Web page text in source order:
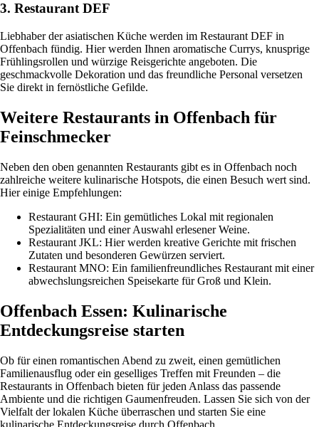
3. Restaurant DEF
Liebhaber der asiatischen Küche werden im Restaurant DEF in
Offenbach fündig. Hier werden Ihnen aromatische Currys, knusprige
Frühlingsrollen und würzige Reisgerichte angeboten. Die
geschmackvolle Dekoration und das freundliche Personal versetzen
Sie direkt in fernöstliche Gefilde.
Weitere Restaurants in Offenbach für
Feinschmecker
Neben den oben genannten Restaurants gibt es in Offenbach noch
zahlreiche weitere kulinarische Hotspots, die einen Besuch wert sind.
Hier einige Empfehlungen:
Restaurant GHI: Ein gemütliches Lokal mit regionalen
Spezialitäten und einer Auswahl erlesener Weine.
Restaurant JKL: Hier werden kreative Gerichte mit frischen
Zutaten und besonderen Gewürzen serviert.
Restaurant MNO: Ein familienfreundliches Restaurant mit einer
abwechslungsreichen Speisekarte für Groß und Klein.
Offenbach Essen: Kulinarische
Entdeckungsreise starten
Ob für einen romantischen Abend zu zweit, einen gemütlichen
Familienausflug oder ein geselliges Treffen mit Freunden – die
Restaurants in Offenbach bieten für jeden Anlass das passende
Ambiente und die richtigen Gaumenfreuden. Lassen Sie sich von der
Vielfalt der lokalen Küche überraschen und starten Sie eine
kulinarische Entdeckungsreise durch Offenbach.